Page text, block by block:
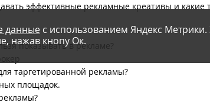
эффективные рекламные креативы и какие
показывать в рекламе?
таргетированной рекламы?
площадок.
данныес использованием Яндекс Метрики.
нажав кнопу Ок.